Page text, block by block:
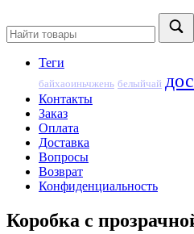
Теги
байхаоиньчжень белыйчай
Контакты
Заказ
Оплата
Доставка
Вопросы
Возврат
Конфиденциальность
Коробка с